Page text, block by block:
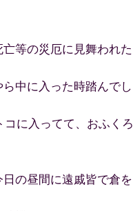
等の災厄に見舞われた
中に入った時踏んでし
に入ってて、おふくろ
の昼間に遠戚皆で倉を